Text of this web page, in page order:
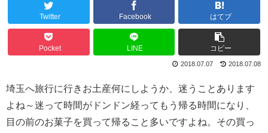
Twitter Facebook はてブ
Pocket LINE コピー
2018.07.08
2018.07.07
埼玉へ旅行に行きお土産何にしようか、迷うことあります
よね～迷って時間がドンドン経ってもう帰る時間になり、
目の前のお菓子を買って帰ること多いですよね。その買っ